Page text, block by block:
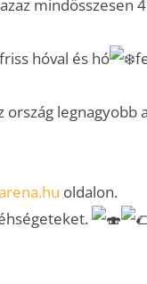
mindösszesen
hóval és hó
legnagyobb
oldalon.